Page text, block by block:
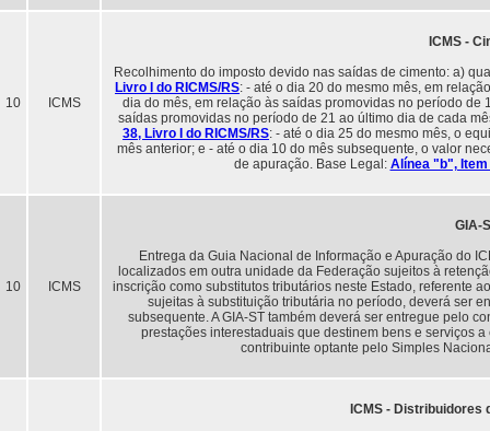
10 ICMS
ICMS -
Recolhimento do imposto devido nas saídas de cimento: a)
Livro I do RICMS/RS: - até o dia 20 do mesmo mês, em
dia do mês, em relação às saídas promovidas no período de
saídas promovidas no período de 21 ao último dia de cada
38, Livro I do RICMS/RS: - até o dia 25 do mesmo mês, o
mês anterior; e - até o dia 10 do mês subsequente, o valor
de apuração. Base Legal: Alínea "b", Item
10 ICMS
GIA-
Entrega da Guia Nacional de Informação e Apuração do
localizados em outra unidade da Federação sujeitos à
inscrição como substitutos tributários neste Estado, referente
sujeitas à substituição tributária no período, deverá ser
subsequente. A GIA-ST também deverá ser entregue pelo
prestações interestaduais que destinem bens e serviços
contribuinte optante pelo Simples
ICMS - Distribuidores